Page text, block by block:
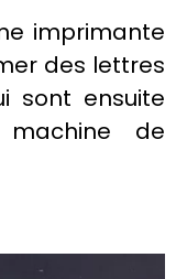
imprimante
des lettres
sont ensuite
de